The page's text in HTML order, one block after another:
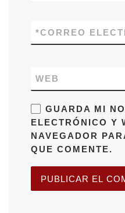
CORREO
*
WEB
GUARDA MI
ELECTRÓNICO Y
NAVEGADOR
QUE COMENTE.